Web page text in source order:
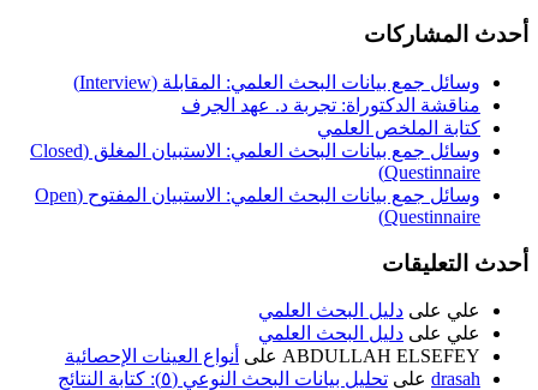
أحدث المشاركات
وسائل جمع بيانات البحث العلمي: المقابلة (Interview)
مناقشة الدكتوراة: تجربة د. عهد الجرف
كتابة الملخص العلمي
وسائل جمع بيانات البحث العلمي: الاستبيان المغلق (Closed
Questinnaire)
وسائل جمع بيانات البحث العلمي: الاستبيان المفتوح (Open
Questinnaire)
أحدث التعليقات
علي على دليل البحث العلمي
علي على دليل البحث العلمي
ABDULLAH ELSEFEY على أنواع العينات الإحصائية
drasah على تحليل بيانات البحث النوعي (٥): كتابة النتائج